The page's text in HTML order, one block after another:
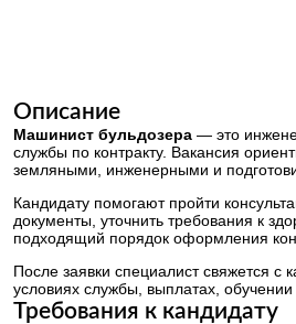
Описание
Машинист бульдозера — это
службы по контракту. Вакансия
земляными, инженерными и
Кандидату помогают пройти
документы, уточнить требования к
подходящий порядок оформления
После заявки специалист свяжется с
условиях службы, выплатах,
Требования к кандидату